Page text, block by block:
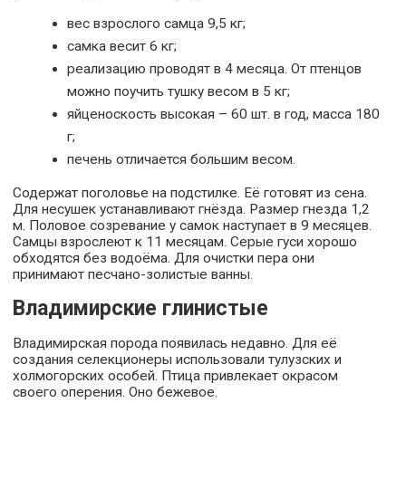
вес взрослого самца 9,5 кг;
самка весит 6 кг;
реализацию проводят в 4 месяца. От птенцов
можно поучить тушку весом в 5 кг;
яйценоскость высокая – 60 шт. в год, масса 180
г;
печень отличается большим весом.
Содержат поголовье на подстилке. Её готовят из сена.
Для несушек устанавливают гнёзда. Размер гнезда 1,2
м. Половое созревание у самок наступает в 9 месяцев.
Самцы взрослеют к 11 месяцам. Серые гуси хорошо
обходятся без водоёма. Для очистки пера они
принимают песчано-золистые ванны.
Владимирские глинистые
Владимирская порода появилась недавно. Для её
создания селекционеры использовали тулузских и
холмогорских особей. Птица привлекает окрасом
своего оперения. Оно бежевое.